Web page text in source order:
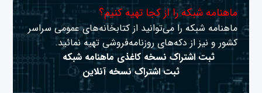
ماهنامه شبکه را از کجا تهیه کنیم؟
ماهنامه شبکه را می‌توانید از کتابخانه‌های عمومی سراسر
کشور و نیز از دکه‌های روزنامه‌فروشی تهیه نمائید.
ثبت اشتراک نسخه کاغذی ماهنامه شبکه
ثبت اشتراک نسخه آنلاین